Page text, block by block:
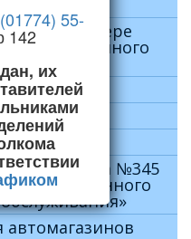
55-
142
их
акты в сфере
и общественного
Президента №345
общественного